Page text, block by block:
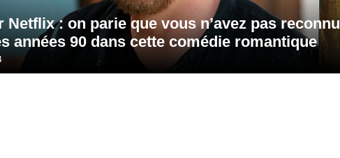
Netflix : on parie que vous n’avez pas reconnu
années 90 dans cette comédie romantique